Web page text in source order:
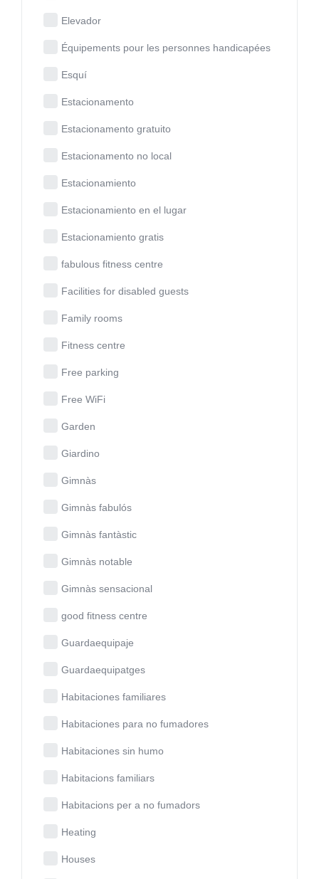
Elevador
Équipements pour les personnes handicapées
Esquí
Estacionamento
Estacionamento gratuito
Estacionamento no local
Estacionamiento
Estacionamiento en el lugar
Estacionamiento gratis
fabulous fitness centre
Facilities for disabled guests
Family rooms
Fitness centre
Free parking
Free WiFi
Garden
Giardino
Gimnàs
Gimnàs fabulós
Gimnàs fantàstic
Gimnàs notable
Gimnàs sensacional
good fitness centre
Guardaequipaje
Guardaequipatges
Habitaciones familiares
Habitaciones para no fumadores
Habitaciones sin humo
Habitacions familiars
Habitacions per a no fumadors
Heating
Houses